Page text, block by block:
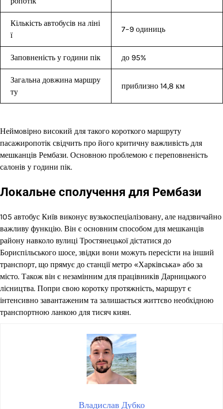
Кількість автобусів на ліні
ї
7–9 одиниць
Заповненість у години пік до 95%
Загальна довжина маршру
ту
приблизно 14,8 км
Неймовірно високий для такого короткого маршруту
пасажиропотік свідчить про його критичну важливість для
мешканців Рембази. Основною проблемою є переповненість
салонів у години пік.
Локальне сполучення для Рембази
105 автобус Київ виконує вузькоспеціалізовану, але надзвичайно
важливу функцію. Він є основним способом для мешканців
району навколо вулиці Тростянецької дістатися до
Бориспільського шосе, звідки вони можуть пересісти на інший
транспорт, що прямує до станції метро «Харківська» або за
місто. Також він є незамінним для працівників Дарницького
лісництва. Попри свою коротку протяжність, маршрут є
інтенсивно завантаженим та залишається життєво необхідною
транспортною ланкою для тисяч киян.
Владислав Дубко